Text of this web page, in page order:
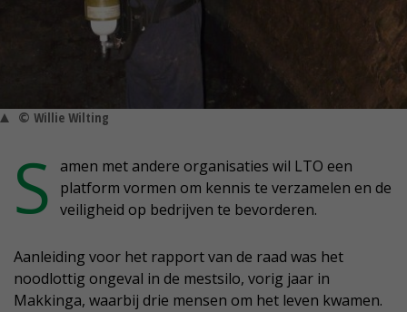
© Willie Wilting
S amen met andere organisaties wil LTO een
platform vormen om kennis te verzamelen en de
veiligheid op bedrijven te bevorderen.
Aanleiding voor het rapport van de raad was het
noodlottig ongeval in de mestsilo, vorig jaar in
Makkinga, waarbij drie mensen om het leven kwamen.